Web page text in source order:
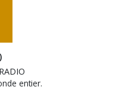
entier.